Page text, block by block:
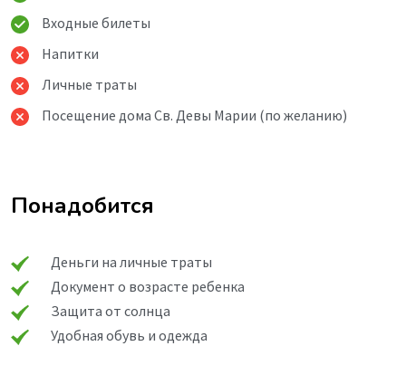
Входные билеты
Напитки
Личные траты
Посещение дома Св. Девы Марии (по желанию)
Понадобится
Деньги на личные траты
Документ о возрасте ребенка
Защита от солнца
Удобная обувь и одежда